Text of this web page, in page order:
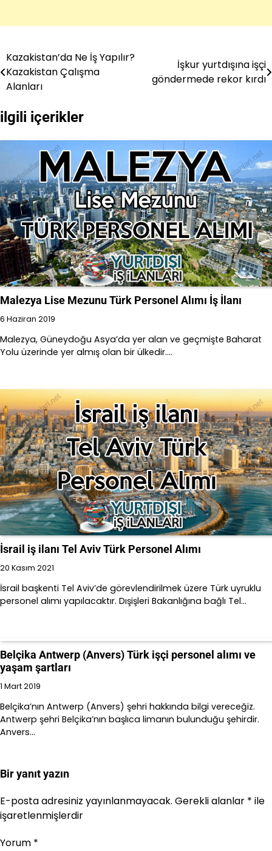
Yazı
gezinmesi
Kazakistan’da Ne İş Yapılır?
Kazakistan Çalışma
Alanları
İşkur yurtdışına işçi
göndermede rekor kırdı
ilgili içerikler
Malezya Lise Mezunu Türk Personel Alımı İş İlanı
6 Haziran 2019
Malezya, Güneydoğu Asya’da yer alan ve geçmişte Baharat
Yolu üzerinde yer almış olan bir ülkedir.…
İsrail iş ilanı Tel Aviv Türk Personel Alımı
20 Kasım 2021
İsrail başkenti Tel Aviv’de görevlendirilmek üzere Türk uyruklu
personel alımı yapılacaktır. Dışişleri Bakanlığına bağlı Tel…
Belçika Antwerp (Anvers) Türk işçi personel alımı ve
yaşam şartları
1 Mart 2019
Belçika’nın Antwerp (Anvers) şehri hakkında bilgi vereceğiz.
Antwerp şehri Belçika’nın başlıca limanın bulunduğu şehirdir.
Anvers…
Bir yanıt yazın
E-posta adresiniz yayınlanmayacak. Gerekli alanlar * ile
işaretlenmişlerdir
Yorum *